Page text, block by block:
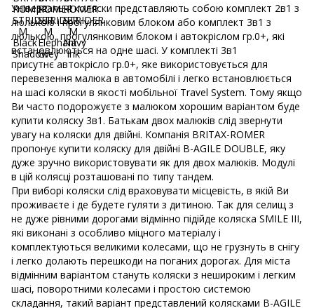
Універсальні коляски представляють собою комплект 2в1 з
люлькою і прогулянковим блоком або комплект 3в1 з
люлькою, прогулянковим блоком і автокріслом гр.0+, які
встановлюються на одне шасі. У комплекті 3в1
присутнє автокрісло гр.0+, яке використовується для
перевезення малюка в автомобілі і легко встановлюється
на шасі коляски в якості мобільної Travel System. Тому якщо
Ви часто подорожуєте з малюком хорошим варіантом буде
купити коляску 3в1. Батькам двох малюків слід звернути
увагу на коляски для двійні. Компанія BRITAX-ROMER
пропонує купити коляску для двійні B-AGILE DOUBLE, яку
дуже зручно використовувати як для двох малюків. Модулі
в цій колясці розташовані по типу тандем.
При виборі коляски слід враховувати місцевість, в якій Ви
проживаєте і де будете гуляти з дитиною. Так для селищ з
не дуже рівними дорогами відмінно підійде коляска SMILE III,
які виконані з особливо міцного матеріалу і
комплектуються великими колесами, що не грузнуть в снігу
і легко долають перешкоди на поганих дорогах. Для міста
відмінним варіантом стануть коляски з нешироким і легким
шасі, поворотними колесами і простою системою
складання, такий варіант представлений колясками B-AGILE